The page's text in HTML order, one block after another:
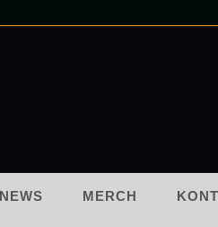
NEWS MERCH